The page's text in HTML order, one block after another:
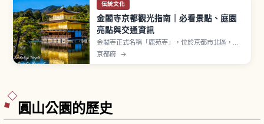
伝統文化
金閣寺京都觀光指南｜必看景點、庭園
亮點與交通資訊
金閣寺正式名稱「鹿苑寺」，位於京都市北區，相
傳室町時代足利義滿營建北山殿並建立覆以金箔的
三層樓閣「舍利殿」（通稱金閣）。1994年登錄世
京都府 →
圓山公園的歷史